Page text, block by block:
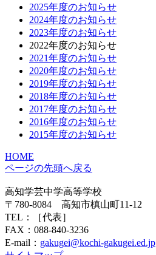
2025年度のお知らせ
2024年度のお知らせ
2023年度のお知らせ
2022年度のお知らせ
2021年度のお知らせ
2020年度のお知らせ
2019年度のお知らせ
2018年度のお知らせ
2017年度のお知らせ
2016年度のお知らせ
2015年度のお知らせ
HOME
ページの先頭へ戻る
高知学芸中学高等学校
〒780-8084 高知市槙山町11-12
TEL：
［代表］
FAX：088-840-3236
E-mail： gakugei@kochi-gakugei.ed.jp